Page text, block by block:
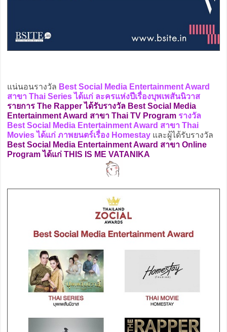
แน่นอนรางวัล Best Social Media Entertainment Award
สาขา Thai Series ได้แก่ ละครแห่งปีเรื่องบุพเพสันนิวาส
รายการ The Rapper ได้รับรางวัล Best Social Media
Entertainment Award สาขา Thai TV Program รางวัล
Best Social Media Entertainment Award สาขา Thai
Movies ได้แก่ ภาพยนตร์เรื่อง Homestayและผู้ได้รับรางวัล
Best Social Media Entertainment Award สาขา Online
Program ได้แก่ THIS IS ME VATANIKA